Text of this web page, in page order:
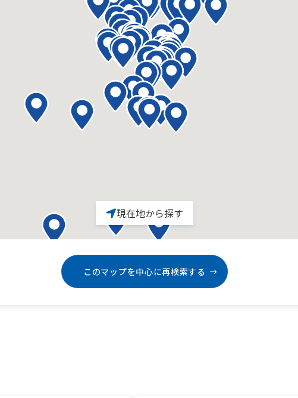
現在地から探す
このマップを中心に再検索する